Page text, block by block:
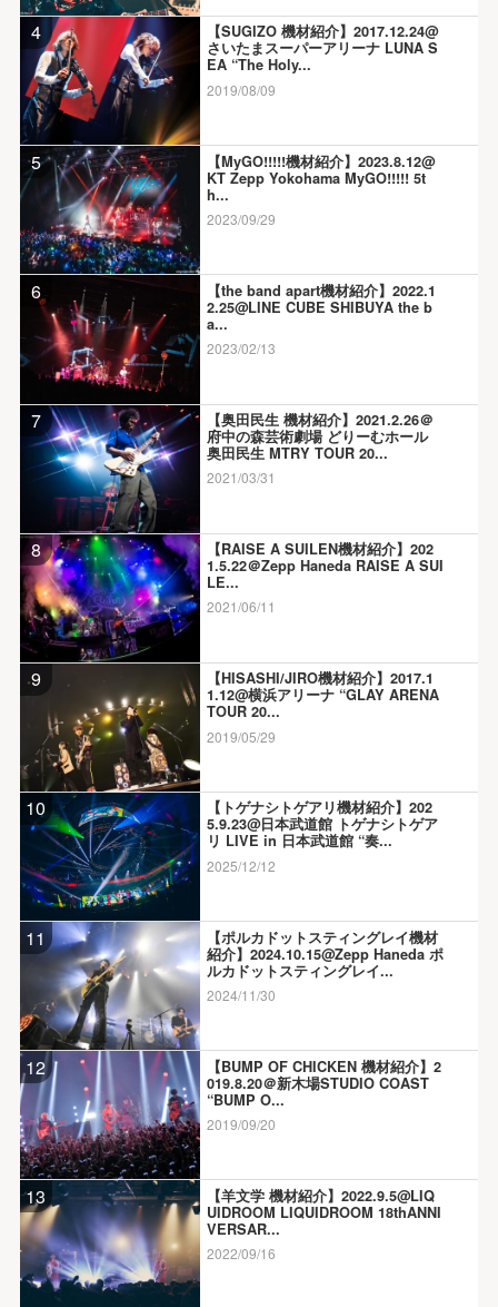
4
【SUGIZO 機材紹介】2017.12.24@
さいたまスーパーアリーナ LUNA S
EA “The Holy...
2019/08/09
5
【MyGO!!!!!機材紹介】2023.8.12@
KT Zepp Yokohama MyGO!!!!! 5t
h...
2023/09/29
6
【the band apart機材紹介】2022.1
2.25@LINE CUBE SHIBUYA the b
a...
2023/02/13
7
【奥田民生 機材紹介】2021.2.26＠
府中の森芸術劇場 どりーむホール
奥田民生 MTRY TOUR 20...
2021/03/31
8
【RAISE A SUILEN機材紹介】202
1.5.22＠Zepp Haneda RAISE A SUI
LE...
2021/06/11
9
【HISASHI/JIRO機材紹介】2017.1
1.12@横浜アリーナ “GLAY ARENA
TOUR 20...
2019/05/29
10
【トゲナシトゲアリ機材紹介】202
5.9.23@日本武道館 トゲナシトゲア
リ LIVE in 日本武道館 “奏...
2025/12/12
11
【ポルカドットスティングレイ機材
紹介】2024.10.15@Zepp Haneda ポ
ルカドットスティングレイ...
2024/11/30
12
【BUMP OF CHICKEN 機材紹介】2
019.8.20＠新木場STUDIO COAST
“BUMP O...
2019/09/20
13
【羊文学 機材紹介】2022.9.5@LIQ
UIDROOM LIQUIDROOM 18thANNI
VERSAR...
2022/09/16